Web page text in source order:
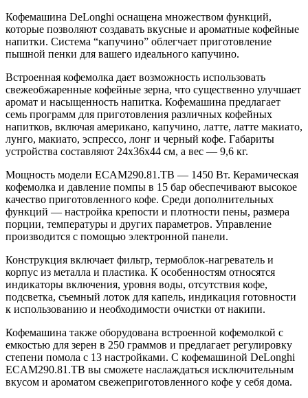
Кофемашина DeLonghi оснащена множеством функций,
которые позволяют создавать вкусные и ароматные кофейные
напитки. Система “капучино” облегчает приготовление
пышной пенки для вашего идеального капучино.
Встроенная кофемолка дает возможность использовать
свежеобжаренные кофейные зерна, что существенно улучшает
аромат и насыщенность напитка. Кофемашина предлагает
семь программ для приготовления различных кофейных
напитков, включая американо, капучино, латте, латте макиато,
лунго, макиато, эспрессо, лонг и черный кофе. Габариты
устройства составляют 24x36x44 см, а вес — 9,6 кг.
Мощность модели ECAM290.81.TB — 1450 Вт. Керамическая
кофемолка и давление помпы в 15 бар обеспечивают высокое
качество приготовленного кофе. Среди дополнительных
функций — настройка крепости и плотности пены, размера
порции, температуры и других параметров. Управление
производится с помощью электронной панели.
Конструкция включает фильтр, термоблок-нагреватель и
корпус из металла и пластика. К особенностям относятся
индикаторы включения, уровня воды, отсутствия кофе,
подсветка, съемный лоток для капель, индикация готовности
к использованию и необходимости очистки от накипи.
Кофемашина также оборудована встроенной кофемолкой с
емкостью для зерен в 250 граммов и предлагает регулировку
степени помола с 13 настройками. С кофемашиной DeLonghi
ECAM290.81.TB вы сможете наслаждаться исключительным
вкусом и ароматом свежеприготовленного кофе у себя дома.